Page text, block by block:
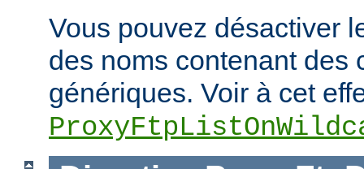
Vous pouvez désactiver
des noms contenant des
génériques. Voir à cet